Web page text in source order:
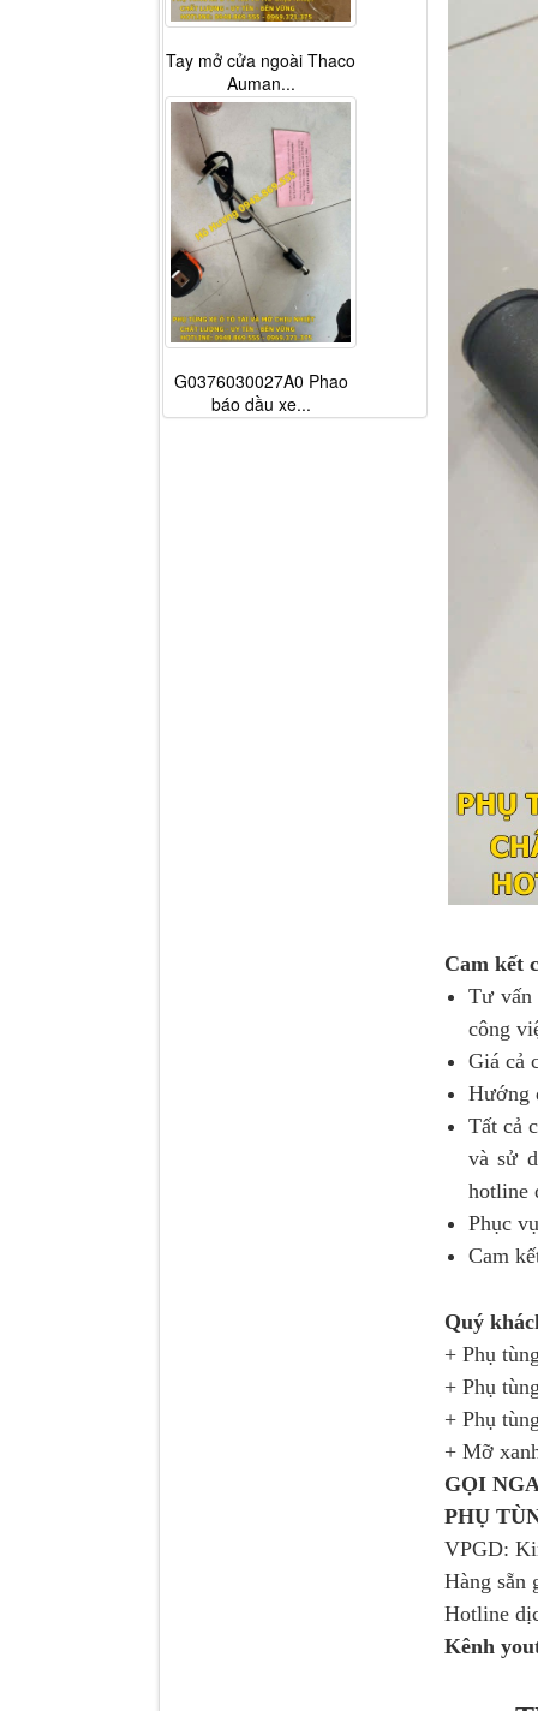
Cam kết
Tư vấn
công
Giá cả
Hướng
Tất cả
và sử
hotline
Phục
Cam
Quý
+ Phụ
+ Phụ
+ Phụ
+ Mỡ
GỌI
PHỤ
VPGD:
Hàng sẵn
Hotline
Kênh
Tay mở cửa ngoài Thaco
Auman...
G0376030027A0 Phao
báo dầu xe...